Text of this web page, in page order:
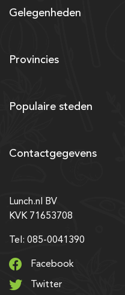
Gelegenheden
Provincies
Populaire steden
Contactgegevens
Lunch.nl BV
KVK 71653708
Tel: 085-0041390
Facebook
Twitter